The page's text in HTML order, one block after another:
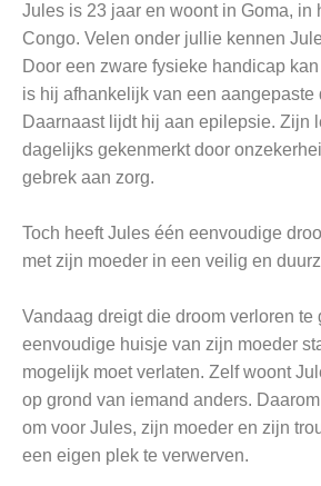
Jules is 23 jaar en woont in Goma, in
Congo. Velen onder jullie kennen
Door een zware fysieke handicap
is hij afhankelijk van een aangepaste
Daarnaast lijdt hij aan epilepsie. Zijn
dagelijks gekenmerkt door
gebrek aan zorg.
Toch heeft Jules één eenvoudige
met zijn moeder in een veilig en
Vandaag dreigt die droom verloren te
eenvoudige huisje van zijn moeder
mogelijk moet verlaten. Zelf woont
op grond van iemand anders.
om voor Jules, zijn moeder en zijn
een eigen plek te verwerven.